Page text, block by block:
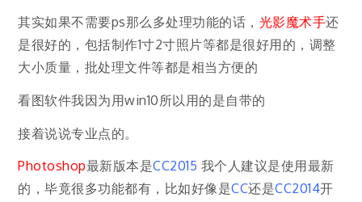
其实如果不需要ps那么多处理功能的话， 光影魔术手还
是很好的，包括制作1寸2寸照片等都是很好用的，调整
大小质量，批处理文件等都是相当方便的
看图软件我因为用win10所以用的是自带的
接着说说专业点的。
Photoshop最新版本是CC2015 我个人建议是使用最新
的，毕竟很多功能都有，比如好像是CC还是CC2014开